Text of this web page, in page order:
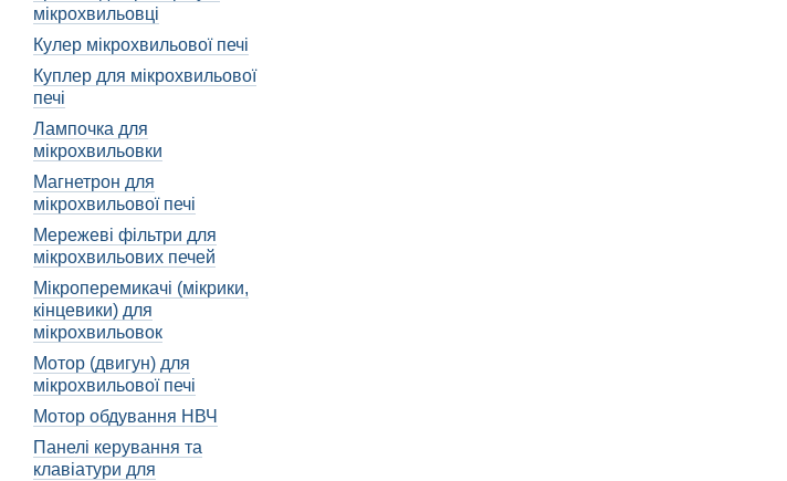
мікрохвильовці
Кулер мікрохвильової печі
Куплер для мікрохвильової
печі
Лампочка для
мікрохвильовки
Магнетрон для
мікрохвильової печі
Мережеві фільтри для
мікрохвильових печей
Мікроперемикачі (мікрики,
кінцевики) для
мікрохвильовок
Мотор (двигун) для
мікрохвильової печі
Мотор обдування НВЧ
Панелі керування та
клавіатури для